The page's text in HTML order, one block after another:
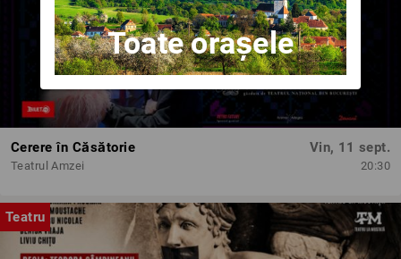
Cerere în Căsătorie
Teatrul Amzei
Vin, 11 sept.
20:30
Teatru
Toate orașele